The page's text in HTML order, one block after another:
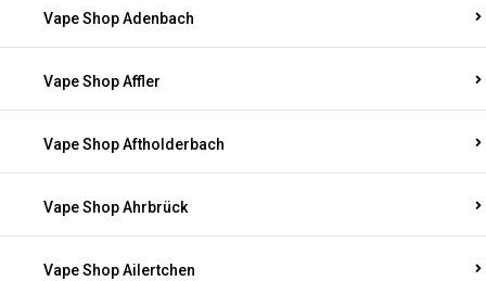
Vape Shop Adenbach
Vape Shop Affler
Vape Shop Aftholderbach
Vape Shop Ahrbrück
Vape Shop Ailertchen